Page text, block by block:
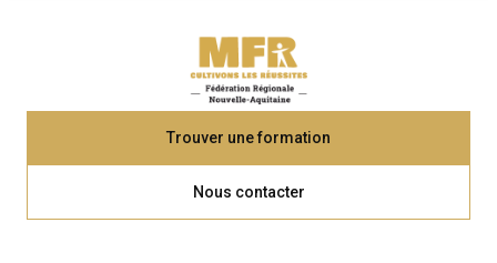
Trouver une formation
Nous contacter